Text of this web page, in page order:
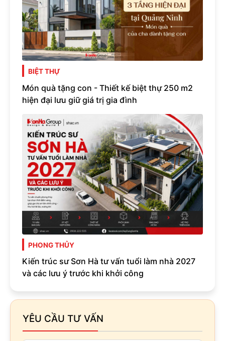
BIỆT THỰ
Món quà tặng con - Thiết kế biệt thự 250 m2
hiện đại lưu giữ giá trị gia đình
PHONG THỦY
Kiến trúc sư Sơn Hà tư vấn tuổi làm nhà 2027
và các lưu ý trước khi khởi công
YÊU CẦU TƯ VẤN